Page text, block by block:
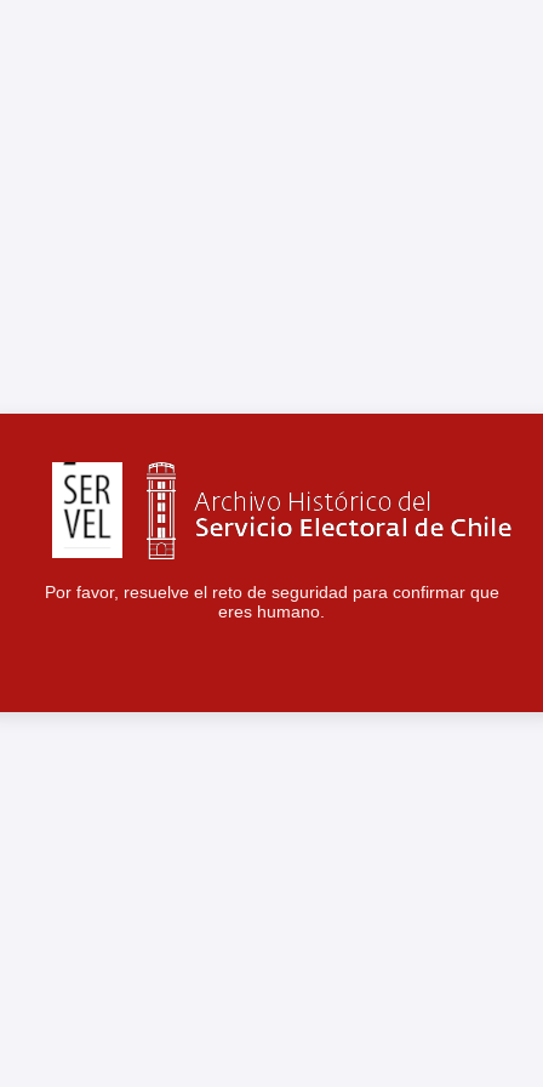
Por favor, resuelve el reto de seguridad para confirmar que
eres humano.